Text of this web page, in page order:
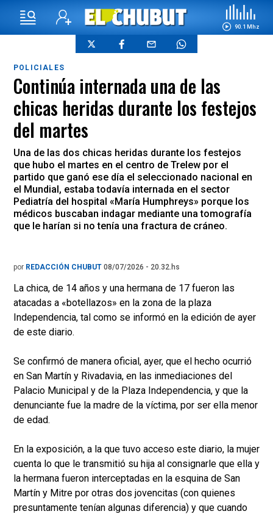
90.1 Mhz
POLICIALES
Continúa internada una de las
chicas heridas durante los festejos
del martes
Una de las dos chicas heridas durante los festejos
que hubo el martes en el centro de Trelew por el
partido que ganó ese día el seleccionado nacional en
el Mundial, estaba todavía internada en el sector
Pediatría del hospital «María Humphreys» porque los
médicos buscaban indagar mediante una tomografía
que le harían si no tenía una fractura de cráneo.
por REDACCIÓN CHUBUT 08/07/2026 - 20.32.hs
La chica, de 14 años y una hermana de 17 fueron las
atacadas a «botellazos» en la zona de la plaza
Independencia, tal como se informó en la edición de ayer
de este diario.
Se confirmó de manera oficial, ayer, que el hecho ocurrió
en San Martín y Rivadavia, en las inmediaciones del
Palacio Municipal y de la Plaza Independencia, y que la
denunciante fue la madre de la víctima, por ser ella menor
de edad.
En la exposición, a la que tuvo acceso este diario, la mujer
cuenta lo que le transmitió su hija al consignarle que ella y
la hermana fueron interceptadas en la esquina de San
Martín y Mitre por otras dos jovencitas (con quienes
presuntamente tenían algunas diferencia) y que cuando